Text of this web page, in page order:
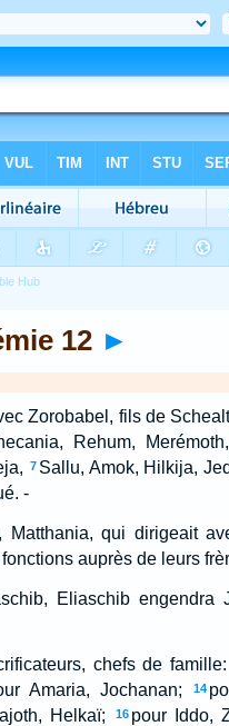
12 ►
Zorobabel, fils de
Rehum, Merémoth,
7 Sallu, Amok, Hilkija,
-
Matthania, qui dirigeait
auprès de leurs
Eliaschib engendra
chefs de
Amaria, Jochanan; 14
Helkaï; 16 pour Iddo,